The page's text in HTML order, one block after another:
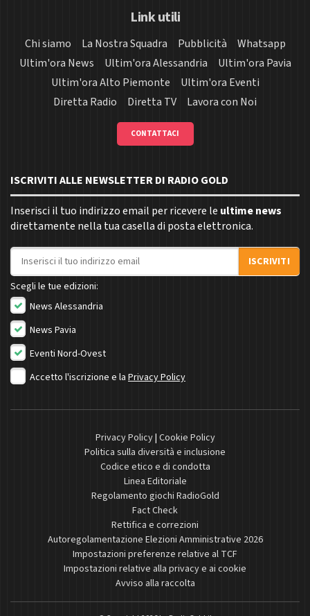
Link utili
Chi siamo La Nostra Squadra Pubblicità
Whatsapp
Ultim'ora News
Ultim'ora Alessandria
Ultim'ora Pavia
Ultim'ora Alto Piemonte
Ultim'ora Eventi
Diretta Radio
Diretta TV Lavora con Noi
CONTATTACI
ISCRIVITI ALLE NEWSLETTER DI RADIO GOLD
Inserisci il tuo indirizzo email per ricevere le ultime news
direttamente nella tua casella di posta elettronica.
Indirizzo email
ISCRIVITI
Scegli le tue edizioni:
News Alessandria
News Pavia
Eventi Nord-Ovest
Accetto l'iscrizione e la Privacy Policy
Privacy Policy| Cookie Policy
Politica sulla diversità e inclusione
Codice etico e di condotta
Linea Editoriale
Regolamento giochi RadioGold
Fact Check
Rettifica e correzioni
Autoregolamentazione Elezioni Amministrative 2026
Impostazioni preferenze relative al TCF
Impostazioni relative alla privacy e ai cookie
Avviso alla raccolta